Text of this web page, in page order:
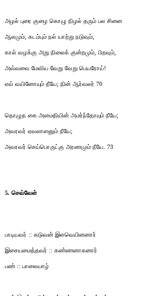
அழல் புரை குழை கொழு நிழல் தரும் பல சினை
ஆலமும், கடம்பும் நல் யாற்று நடுவும்,
கால் வழக்கு அறு நிலைக் குன்றமும், பிறவும்,
அவ்வவை மேவிய வேறு வேறு பெயரோய்!
எவ் வயினோயும் நீயே; நின் ஆர்வலர் 70
தொழுத கை அமைதியின் அமர்ந்தோயும் நீயே;
அவரவர் ஏவலாளனும் நீயே;
அவரவர் செய்பொருட்கு அரணமும் நீயே. 73
5. செவ்வேள்
பாடியவர் :: கடுவன் இளவெயினனார்
இசையமைத்தவர் :: கண்ணனாகனார்
பண் :: பாலையாழ்